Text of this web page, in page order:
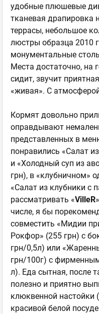
удобные плюшевые
тканевая драпировка
террасы, небольшое
люстры образца 2010
монументальные
Места достаточно, на
сидит, звучит
«живая». С
Кормят довольно
оправдывают
представленных в
понравились «Салат
и «Холодный суп из
грн), в «клубничном»
«Салат из клубники с
рассматривать «VilleR
числе, я бы
совместить «Мидии
Рокфор» (255 грн) с
грн/0,5л) или
грн/100г) с
л). Еда сытная, после
полезно и приятно
клюквенной
красивой белой